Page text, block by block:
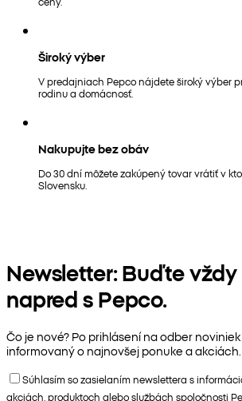
Široký výber
V predajniach Pepco nájdete široký výber
rodinu a domácnosť.
Nakupujte bez obáv
Do 30 dní môžete zakúpený tovar vrátiť v
Slovensku.
Newsletter: Buďte vždy
napred s Pepco.
Čo je nové? Po prihlásení na odber
informovaný o najnovšej ponuke a akciách.
Súhlasím so zasielaním newslettera s
akciách, produktoch alebo službách spoločnosti